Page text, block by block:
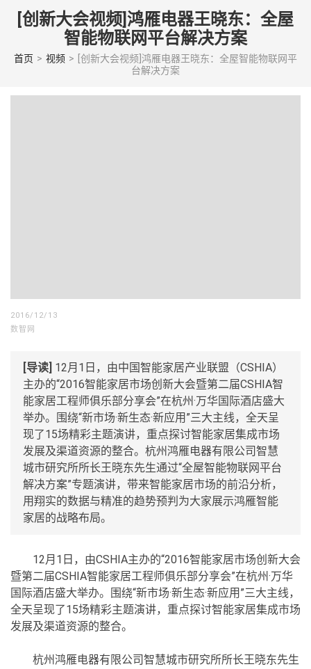
(Press
[创新大会视频]鸿雁电器王晓东：全屋
智能物联网平台解决方案
首页 > 视频 >
[创新大会视频]鸿雁电器王晓东：全屋智能物联网平
台解决方案
2016/12/13
数智网
[导读] 12月1日，由中国智能家居产业联盟（CSHIA）
主办的“2016智能家居市场创新大会暨第二届CSHIA智
能家居工程师俱乐部分享会”在杭州·万华国际酒店盛大
举办。围绕“新市场·新生态·新应用”三大主线，全天呈
现了15场精彩主题演讲，重点探讨智能家居集成市场
发展及渠道资源的整合。杭州鸿雁电器有限公司智慧
城市研究所所长王晓东先生通过“全屋智能物联网平台
解决方案”专题演讲，带来智能家居市场的前沿分析，
用翔实的数据与精准的趋势预判为大家展示鸿雁智能
家居的战略布局。
12月1日，由CSHIA主办的“2016智能家居市场创新大会
暨第二届CSHIA智能家居工程师俱乐部分享会”在杭州·万华
国际酒店盛大举办。围绕“新市场·新生态·新应用”三大主线，
全天呈现了15场精彩主题演讲，重点探讨智能家居集成市场
发展及渠道资源的整合。
杭州鸿雁电器有限公司智慧城市研究所所长王晓东先生